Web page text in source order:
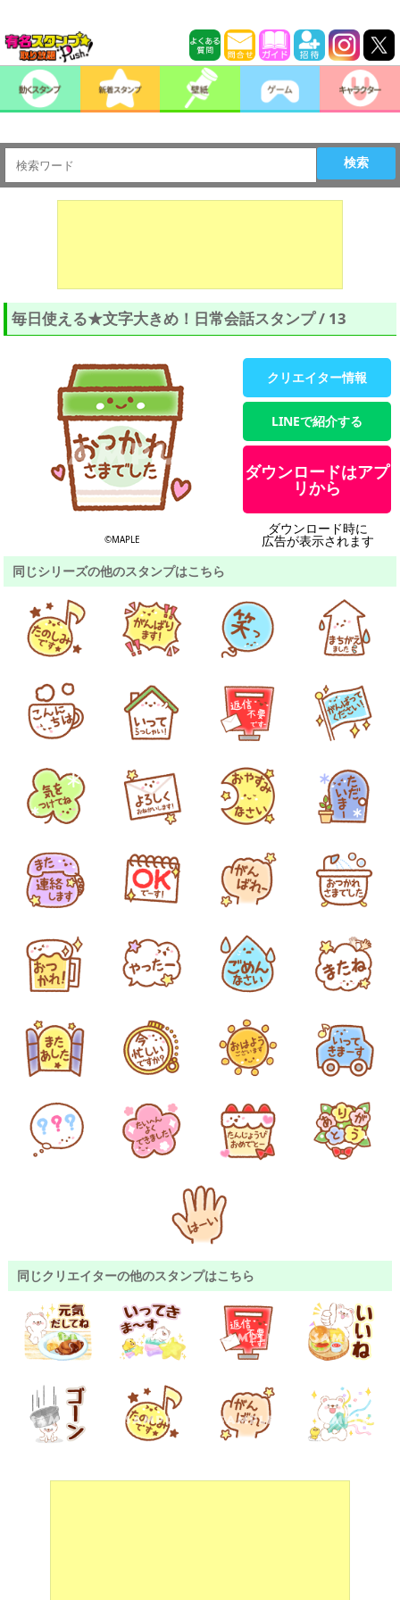
検索
毎日使える★文字大きめ！日常会話スタンプ / 13
©MAPLE
クリエイター情報
LINEで紹介する
ダウンロードはアプ
リから
ダウンロード時に
広告が表示されます
同じシリーズの他のスタンプはこちら
同じクリエイターの他のスタンプはこちら